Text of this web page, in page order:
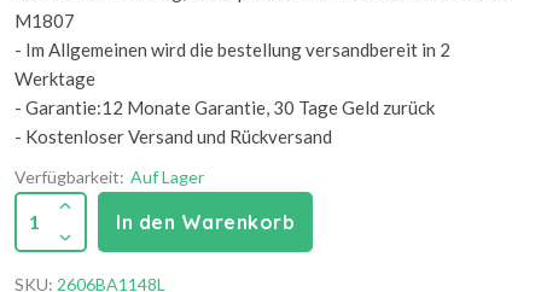
M1807
- Im Allgemeinen wird die bestellung versandbereit in 2
Werktage
- Garantie:12 Monate Garantie, 30 Tage Geld zurück
- Kostenloser Versand und Rückversand
Verfügbarkeit: Auf Lager
1 In den Warenkorb
SKU: 2606BA1148L